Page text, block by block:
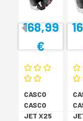
XS
168,99
€
S
CASCO
CASCO
JET X25